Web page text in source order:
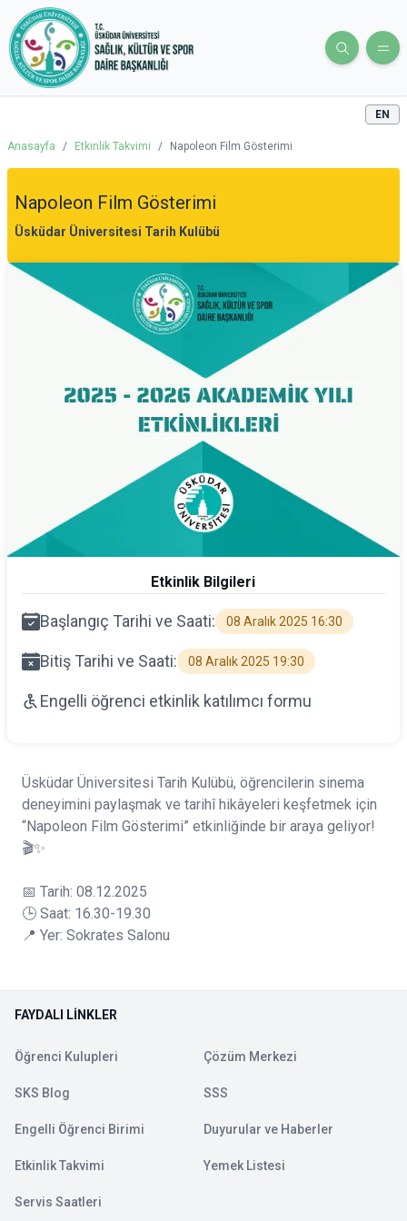
EN
Anasayfa / Etkinlik Takvimi / Napoleon Film Gösterimi
Napoleon Film Gösterimi
Üsküdar Üniversitesi Tarih Kulübü
Etkinlik Bilgileri
Başlangıç Tarihi ve Saati: 08 Aralık 2025 16:30
Bitiş Tarihi ve Saati: 08 Aralık 2025 19:30
Engelli öğrenci etkinlik katılımcı formu
Üsküdar Üniversitesi Tarih Kulübü, öğrencilerin sinema
deneyimini paylaşmak ve tarihî hikâyeleri keşfetmek için
“Napoleon Film Gösterimi” etkinliğinde bir araya geliyor!
🎬✨
📅 Tarih: 08.12.2025
🕒 Saat: 16.30-19.30
📍 Yer: Sokrates Salonu
FAYDALI LINKLER
Öğrenci Kulupleri Çözüm Merkezi
SKS Blog SSS
Engelli Öğrenci Birimi Duyurular ve Haberler
Etkinlik Takvimi Yemek Listesi
Servis Saatleri